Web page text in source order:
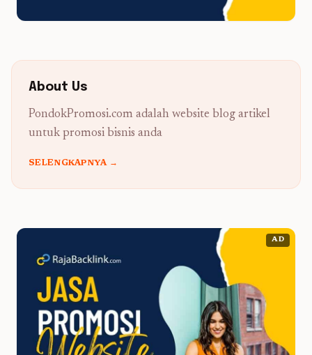
About Us
PondokPromosi.com adalah website blog artikel
untuk promosi bisnis anda
SELENGKAPNYA →
AD